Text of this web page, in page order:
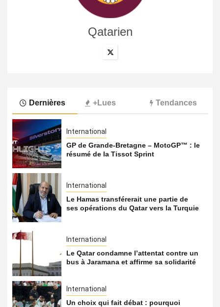
Qatarien
Dernières +Lues Tendances
International
GP de Grande-Bretagne – MotoGP™ : le
résumé de la Tissot Sprint
International
Le Hamas transférerait une partie de
ses opérations du Qatar vers la Turquie
International
Le Qatar condamne l’attentat contre un
bus à Jaramana et affirme sa solidarité
International
Un choix qui fait débat : pourquoi